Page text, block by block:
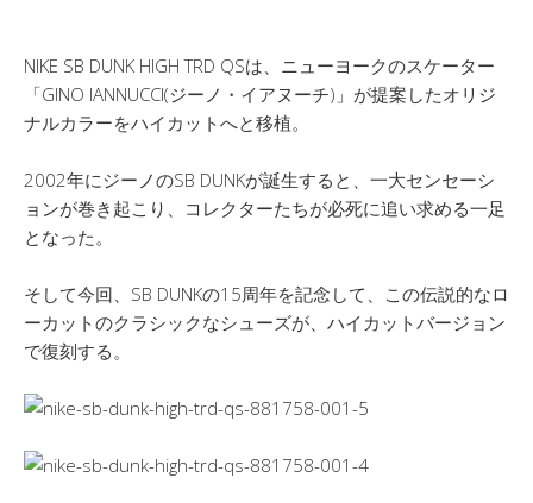
NIKE SB DUNK HIGH TRD QSは、ニューヨークのスケーター
「GINO IANNUCCI(ジーノ・イアヌーチ)」が提案したオリジ
ナルカラーをハイカットへと移植。
2002年にジーノのSB DUNKが誕生すると、一大センセーシ
ョンが巻き起こり、コレクターたちが必死に追い求める一足
となった。
そして今回、SB DUNKの15周年を記念して、この伝説的なロ
ーカットのクラシックなシューズが、ハイカットバージョン
で復刻する。